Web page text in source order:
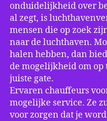
onduidelijkheid over
al zegt, is
mensen die op zoek
naar de luchthaven.
halen hebben, dan
de mogelijkheid om
juiste gate.
Ervaren chauffeurs
mogelijke service. Ze
voor zorgen dat je